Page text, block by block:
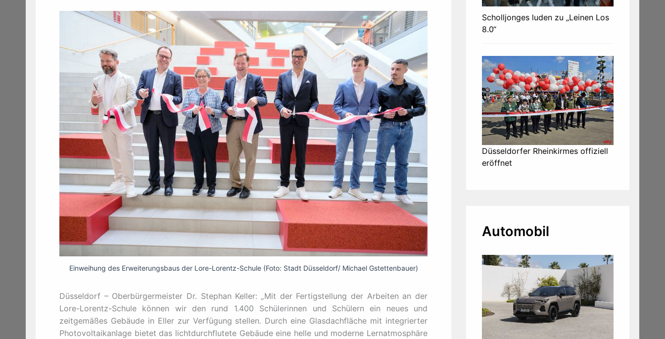
Einweihung des Erweiterungsbaus der Lore-Lorentz-Schule (Foto: Stadt Düsseldorf/ Michael Gstettenbauer)
Düsseldorf – Oberbürgermeister Dr. Stephan Keller: „Mit der Fertigstellung der Arbeiten an der
Lore-Lorentz-Schule können wir den rund 1.400 Schülerinnen und Schülern ein neues und
zeitgemäßes Gebäude in Eller zur Verfügung stellen. Durch eine Glasdachfläche mit integrierter
Photovoltaikanlage bietet das lichtdurchflutete Gebäude eine helle und moderne Lernatmosphäre
Scholljonges luden zu „Leinen Los
8.0“
Düsseldorfer Rheinkirmes offiziell
eröffnet
Automobil